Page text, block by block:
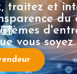
traitez et
du
vous soyez.